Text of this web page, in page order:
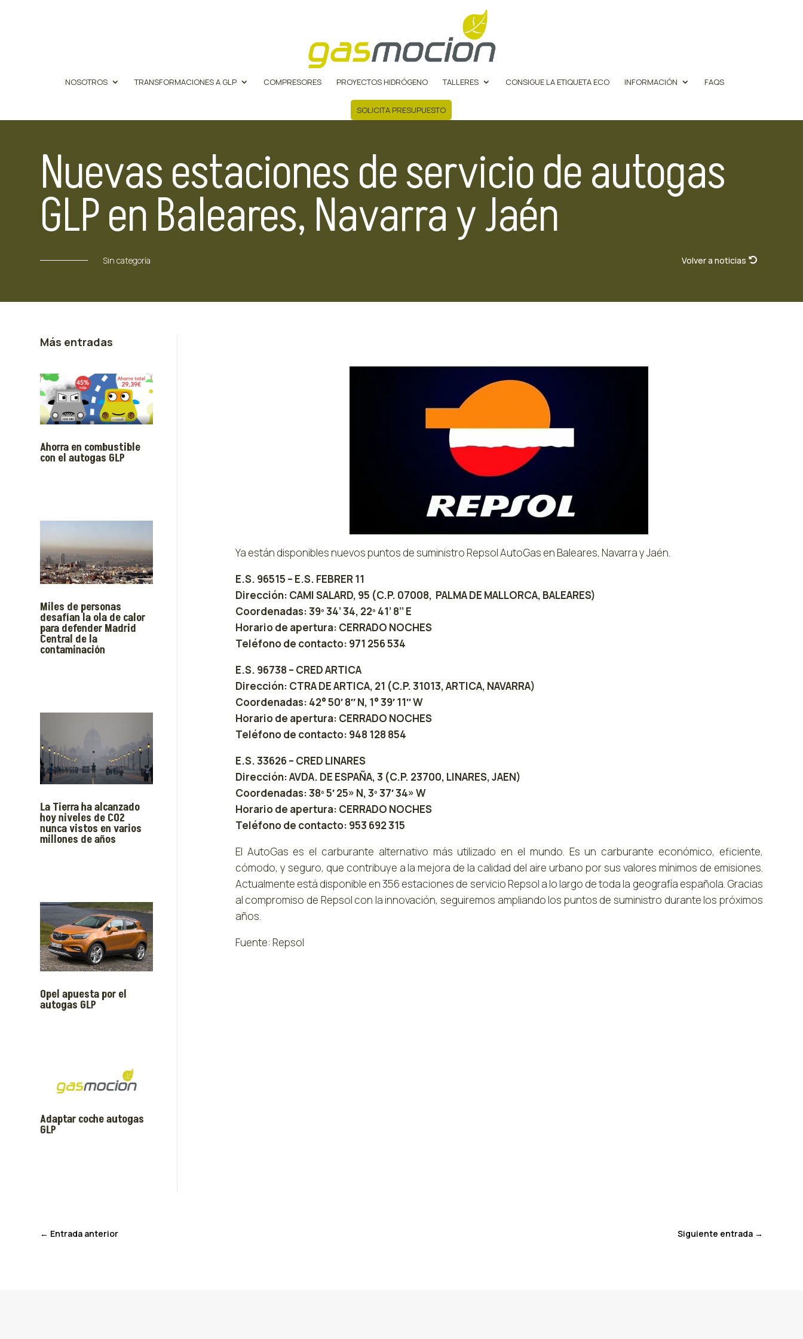
NOSOTROS TRANSFORMACIONES A GLP COMPRESORES PROYECTOS HIDRÓGENO TALLERES CONSIGUE LA ETIQUETA ECO INFORMACIÓN FAQS
SOLICITA PRESUPUESTO
Nuevas estaciones de servicio de autogas
GLP en Baleares, Navarra y Jaén
Sin categoría Volver a noticias
Más entradas
Ahorra en combustible
con el autogas GLP
Miles de personas
desafían la ola de calor
para defender Madrid
Central de la
contaminación
La Tierra ha alcanzado
hoy niveles de CO2
nunca vistos en varios
millones de años
Opel apuesta por el
autogas GLP
Adaptar coche autogas
GLP
Ya están disponibles nuevos puntos de suministro Repsol AutoGas en Baleares, Navarra y Jaén.
E.S. 96515 – E.S. FEBRER 11
Dirección: CAMI SALARD, 95 (C.P. 07008, PALMA DE MALLORCA, BALEARES)
Coordenadas: 39º 34’ 34, 22º 41’ 8’’ E
Horario de apertura: CERRADO NOCHES
Teléfono de contacto: 971 256 534
E.S. 96738 – CRED ARTICA
Dirección: CTRA DE ARTICA, 21 (C.P. 31013, ARTICA, NAVARRA)
Coordenadas: 42° 50′ 8″ N, 1° 39′ 11″ W
Horario de apertura: CERRADO NOCHES
Teléfono de contacto: 948 128 854
E.S. 33626 – CRED LINARES
Dirección: AVDA. DE ESPAÑA, 3 (C.P. 23700, LINARES, JAEN)
Coordenadas: 38º 5′ 25» N, 3º 37′ 34» W
Horario de apertura: CERRADO NOCHES
Teléfono de contacto: 953 692 315
El AutoGas es el carburante alternativo más utilizado en el mundo. Es un carburante económico, eficiente,
cómodo, y seguro, que contribuye a la mejora de la calidad del aire urbano por sus valores mínimos de emisiones.
Actualmente está disponible en 356 estaciones de servicio Repsol a lo largo de toda la geografía española. Gracias
al compromiso de Repsol con la innovación, seguiremos ampliando los puntos de suministro durante los próximos
años.
Fuente: Repsol
← Entrada anterior Siguiente entrada→